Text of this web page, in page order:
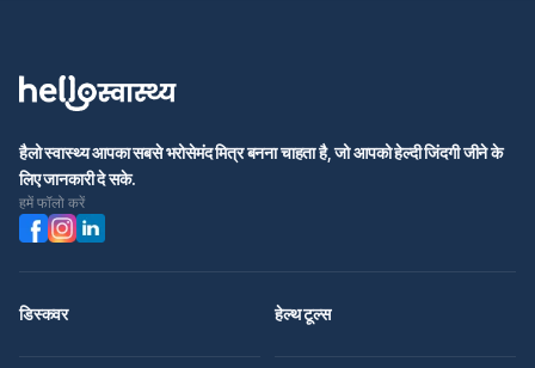
हैलो स्वास्थ्य आपका सबसे भरोसेमंद मित्र बनना चाहता है, जो आपको हेल्दी जिंदगी जीने के
लिए जानकारी दे सके.
हमें फॉलो करें
डिस्कवर हेल्थ टूल्स